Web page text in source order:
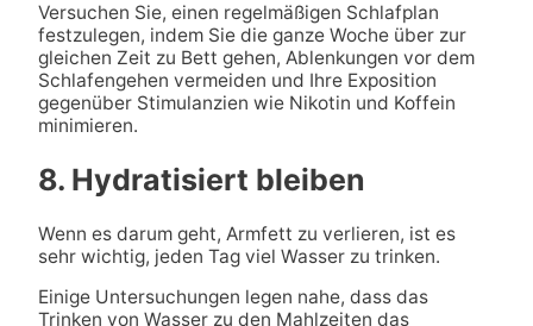
Versuchen Sie, einen regelmäßigen Schlafplan
festzulegen, indem Sie die ganze Woche über zur
gleichen Zeit zu Bett gehen, Ablenkungen vor dem
Schlafengehen vermeiden und Ihre Exposition
gegenüber Stimulanzien wie Nikotin und Koffein
minimieren.
8. Hydratisiert bleiben
Wenn es darum geht, Armfett zu verlieren, ist es
sehr wichtig, jeden Tag viel Wasser zu trinken.
Einige Untersuchungen legen nahe, dass das
Trinken von Wasser zu den Mahlzeiten das